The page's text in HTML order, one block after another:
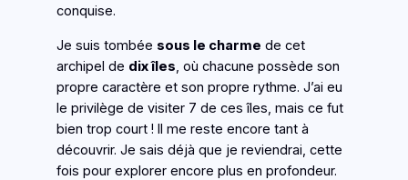
conquise.
Je suis tombée sous le charme de cet
archipel de dix îles, où chacune possède son
propre caractère et son propre rythme. J’ai eu
le privilège de visiter 7 de ces îles, mais ce fut
bien trop court ! Il me reste encore tant à
découvrir. Je sais déjà que je reviendrai, cette
fois pour explorer encore plus en profondeur.